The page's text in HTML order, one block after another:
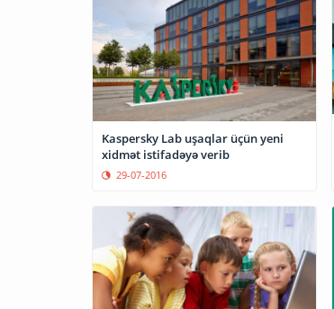
Kaspersky Lab uşaqlar üçün yeni
xidmət istifadəyə verib
29-07-2016